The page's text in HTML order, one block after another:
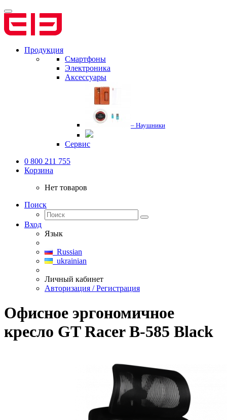
Продукция
Смартфоны
Электроника
Аксессуары
– Наушники
Сервис
0 800 211 755
Корзина
Нет товаров
Поиск
Вход
Язык
Russian
ukrainian
Личный кабинет
Авторизация / Регистрация
Офисное эргономичное
кресло GT Racer B-585 Black